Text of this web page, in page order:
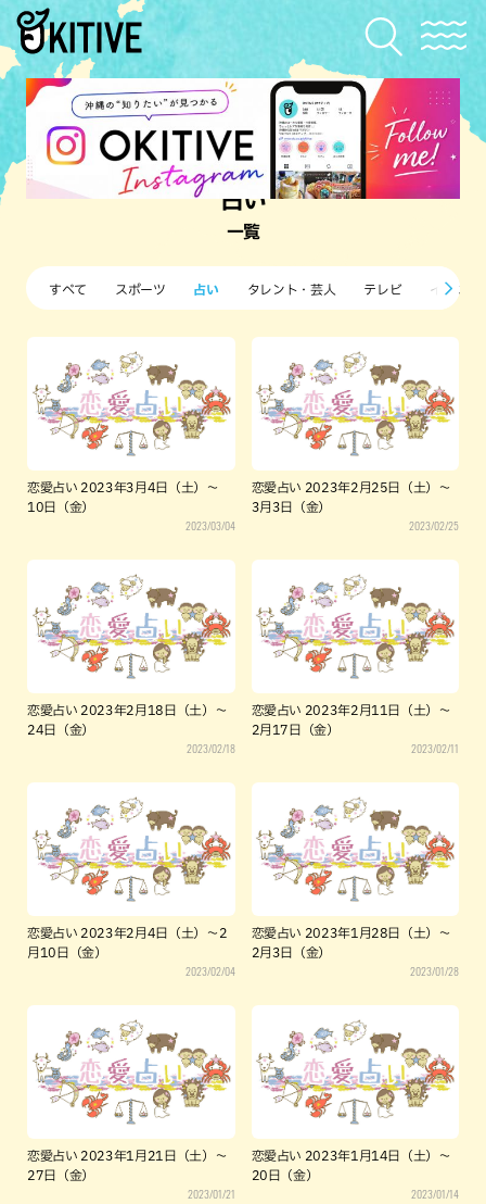
占い
一覧
すべて スポーツ 占い タレント・芸人 テレビ イベント
恋愛占い 2023年3月4日（土）～
10日（金）
2023/03/04
恋愛占い 2023年2月25日（土）～
3月3日（金）
2023/02/25
恋愛占い 2023年2月18日（土）～
24日（金）
2023/02/18
恋愛占い 2023年2月11日（土）～
2月17日（金）
2023/02/11
恋愛占い 2023年2月4日（土）～2
月10日（金）
2023/02/04
恋愛占い 2023年1月28日（土）～
2月3日（金）
2023/01/28
恋愛占い 2023年1月21日（土）～
27日（金）
2023/01/21
恋愛占い 2023年1月14日（土）～
20日（金）
2023/01/14